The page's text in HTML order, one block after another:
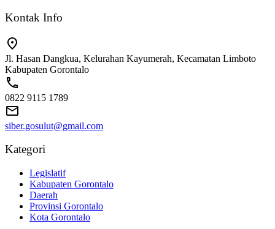
Kontak Info
Jl. Hasan Dangkua, Kelurahan Kayumerah, Kecamatan Limboto
Kabupaten Gorontalo
0822 9115 1789
siber.gosulut@gmail.com
Kategori
Legislatif
Kabupaten Gorontalo
Daerah
Provinsi Gorontalo
Kota Gorontalo